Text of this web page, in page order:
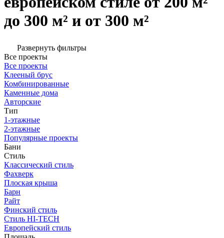
до 300 м² и от 300 м²
Развернуть фильтры
Все проекты
Все проекты
Клееный брус
Комбинированные
Каменные дома
Авторские
Тип
1-этажные
2-этажные
Популярные проекты
Бани
Стиль
Классический стиль
Фахверк
Плоская крыша
Барн
Райт
Финский стиль
Стиль HI-TECH
Европейский стиль